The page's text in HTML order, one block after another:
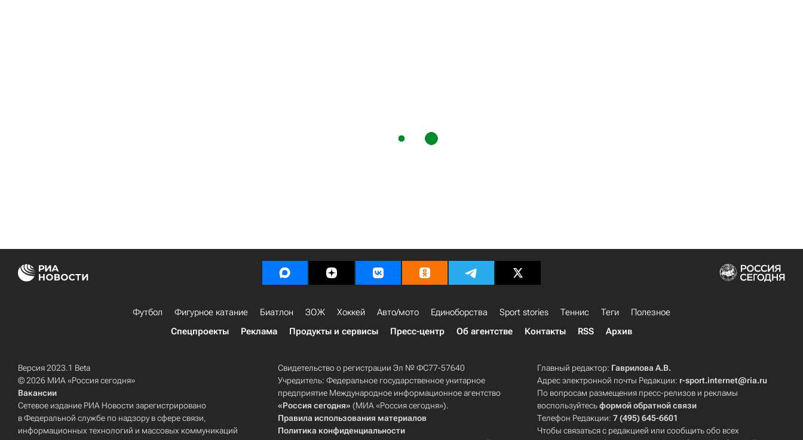
Футбол Фигурное катание Биатлон ЗОЖ Хоккей Авто/мото Единоборства Sport stories Теннис Теги
Полезное
Спецпроекты
Реклама Продукты и сервисы Пресс-центр Об агентстве Контакты RSS Архив
Версия 2023.1 Beta
© 2026 МИА «Россия сегодня»
Вакансии
Сетевое издание РИА Новости зарегистрировано
в Федеральной службе по надзору в сфере связи,
информационных технологий и массовых коммуникаций
Свидетельство о регистрации Эл № ФС77-57640
Учредитель: Федеральное государственное унитарное
предприятие Международное информационное агентство
«Россия сегодня» (МИА «Россия сегодня»).
Правила использования материалов
Политика конфиденциальности
Главный редактор: Гаврилова А.В.
Адрес электронной почты Редакции: r-sport.internet@ria.ru
По вопросам размещения пресс-релизов и рекламы
воспользуйтесьформой обратной связи
Телефон Редакции:7 (495) 645-6601
Чтобы связаться с редакцией или сообщить обо всех